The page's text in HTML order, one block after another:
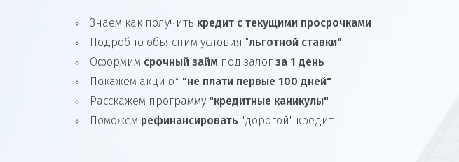
Знаем как получить кредит с текущими просрочками
Подробно объясним условия "льготной ставки"
Оформим срочный займ под залог за 1 день
Покажем акцию* "не плати первые 100 дней"
Расскажем программу "кредитные каникулы"
Поможем рефинансировать "дорогой" кредит